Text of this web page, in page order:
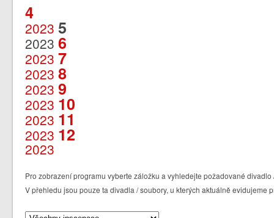
4
2023 5
2023 6
2023 7
2023 8
2023 9
2023 10
2023 11
2023 12
2023
Pro zobrazení programu vyberte záložku a vyhledejte požadované
V přehledu jsou pouze ta divadla / soubory, u kterých aktuálně evidujeme